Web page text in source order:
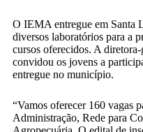
O IEMA entregue em Santa
diversos laboratórios para a
cursos oferecidos. A
convidou os jovens a
entregue no município.
“Vamos oferecer 160 vagas
Administração, Rede para